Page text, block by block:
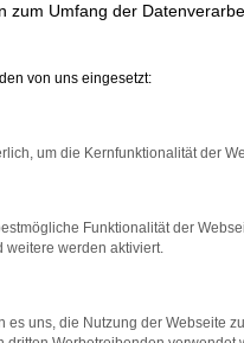
Škoda
die bestmögliche Wahl.
auch die aktuellen Extras
der Konkurrenz
Umgebung steigen Sie
freuen.
zum Umfang der
von uns eingesetzt:
um die Kernfunktionalität der
Funktionalität der
weitere werden aktiviert.
es uns, die Nutzung der Webseite